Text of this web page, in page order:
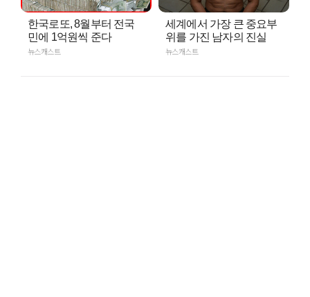
한국로또, 8월부터 전국
민에 1억원씩 준다
뉴스캐스트
세계에서 가장 큰 중요부
위를 가진 남자의 진실
뉴스캐스트